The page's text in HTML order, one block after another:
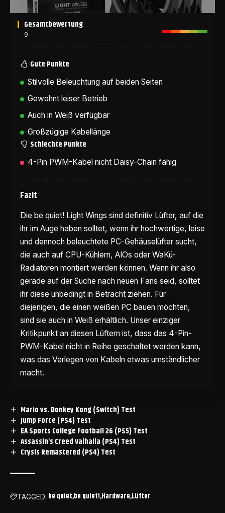
Gesamtbewertung
9
Gute Punkte
Stilvolle Beleuchtung auf beiden Seiten
Gewohnt leiser Betrieb
Auch in Weiß verfügbar
Großzügige Kabellänge
Schlechte Punkte
4-Pin PWM-Kabel nicht Daisy-Chain fähig
Fazit
Die be quiet! Light Wings sind definitiv Lüfter, auf die
ihr im Auge haben solltet, wenn ihr hochwertige, leise
und dennoch beleuchtete PC-Gehäuselüfter sucht,
die auch auf CPU-Kühlern, AIOs oder WaKü-
Radiatoren montiert werden können. Wenn ihr also
gerade auf der Suche nach neuen Fans seid, solltet
ihr diese unbedingt in Betracht ziehen. Für
diejenigen, die einen weißen PC bauen möchten,
sind sie auch in Weiß erhältlich. Unser einziger
Kritikpunkt an diesen Lüftern ist, dass das 4-Pin-
PWM-Kabel nicht in Reihe geschaltet werden kann,
was das Verlegen von Kabeln etwas umständlicher
macht.
Mario vs. Donkey Kong (Switch) Test
Jump Force (PS4) Test
EA Sports College Football 26 (PS5) Test
Assassin’s Creed Valhalla (PS4) Test
Crysis Remastered (PS4) Test
TAGGED: be quiet be quiet! Hardware Lüfter